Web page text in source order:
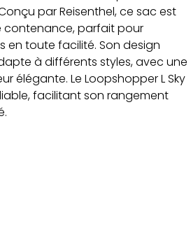
par Reisenthel, ce sac est
contenance, parfait pour
en toute facilité. Son design
à différents styles, avec une
élégante. Le Loopshopper L Sky
facilitant son rangement